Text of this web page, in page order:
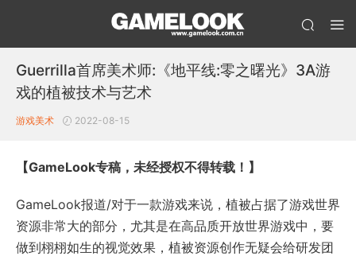
Guerrilla首席美术师:《地平线:零之曙光》3A游
戏的植被技术与艺术
游戏美术 2022-08-15
【GameLook专稿，未经授权不得转载！】
GameLook报道/对于一款游戏来说，植被占据了游戏世界
资源非常大的部分，尤其是在高品质开放世界游戏中，要
做到栩栩如生的视觉效果，植被资源创作无疑会给研发团